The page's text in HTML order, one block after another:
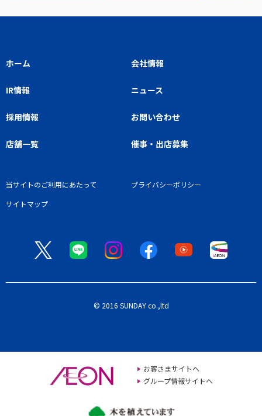
ホーム 会社情報
IR情報 ニュース
採用情報 お問い合わせ
店舗一覧 催事・出店募集
当サイトのご利用にあたって
プライバシーポリシー
サイトマップ
© 2016 SUNDAY co.,ltd
お客さまサイトへ
グループ情報サイトへ